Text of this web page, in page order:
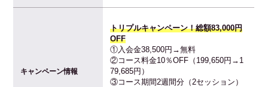
キャンペーン情報
トリプルキャンペーン！総額83,000円
OFF
①入会金38,500円→無料
②コース料金10％OFF（199,650円→1
79,685円）
③コース期間2週間分（2セッション）